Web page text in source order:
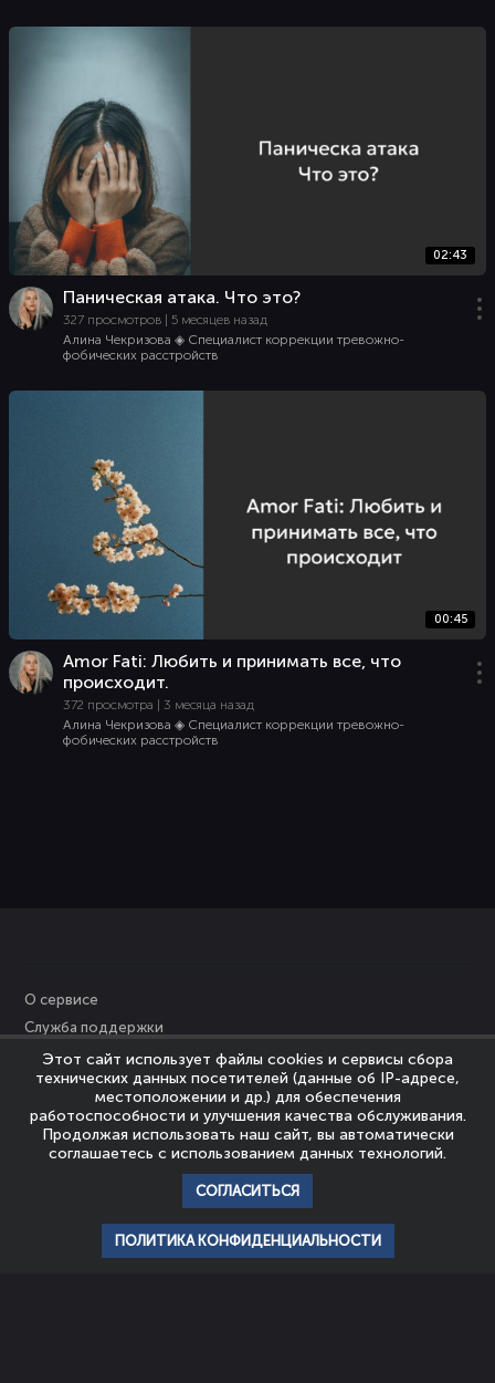
02:43
Паническая атака. Что это?
327 просмотров | 5 месяцев назад
Алина Чекризова ◈ Специалист коррекции тревожно-
фобических расстройств
00:45
Amor Fati: Любить и принимать все, что
происходит.
372 просмотра | 3 месяца назад
Алина Чекризова ◈ Специалист коррекции тревожно-
фобических расстройств
О сервисе
Служба поддержки
Персональные данные
Политика Cookies
Пользовательское соглашение
Политика конфиденциальности
© Nevrozy-Megapolisa, 2023
Все права защищены
профиль популярное история
Этот сайт использует файлы cookies и сервисы сбора
технических данных посетителей (данные об IP-адресе,
местоположении и др.) для обеспечения
работоспособности и улучшения качества обслуживания.
Продолжая использовать наш сайт, вы автоматически
соглашаетесь с использованием данных технологий.
СОГЛАСИТЬСЯ
ПОЛИТИКА КОНФИДЕНЦИАЛЬНОСТИ